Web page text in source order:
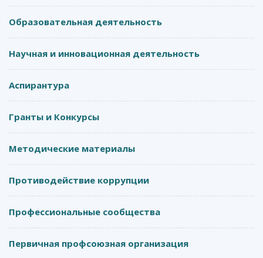
Образовательная деятельность
Научная и инновационная деятельность
Аспирантура
Гранты и Конкурсы
Методические материалы
Противодействие коррупции
Профессиональные сообщества
Первичная профсоюзная организация